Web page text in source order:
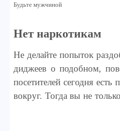
Будьте мужчиной
Нет наркотикам
Не делайте попыток
диджеев о подобном,
посетителей сегодня
вокруг. Тогда вы не